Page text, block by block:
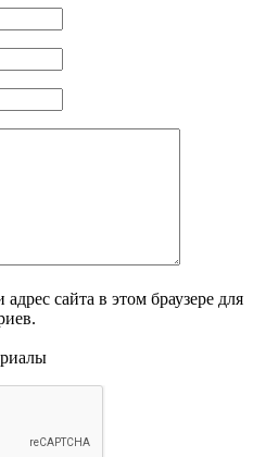
сайта в этом браузере для